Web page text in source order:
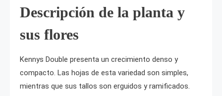
Descripción de la planta y
sus flores
Kennys Double presenta un crecimiento denso y
compacto. Las hojas de esta variedad son simples,
mientras que sus tallos son erguidos y ramificados.